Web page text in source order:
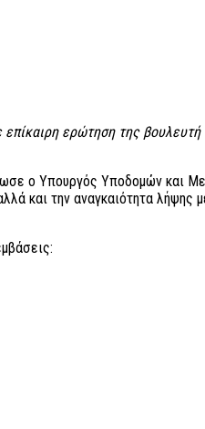
ερώτηση της
ο Υπουργός Υποδομών και
και την αναγκαιότητα